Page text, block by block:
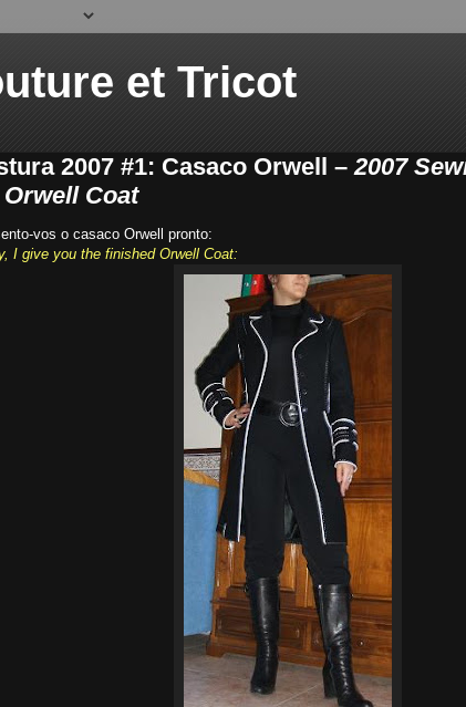
et Tricot
2007 #1: Casaco Orwell –2007
Orwell Coat
vos o casaco Orwell pronto:
I give you the finished Orwell Coat: